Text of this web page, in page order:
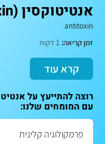
אנטיטוקסין (antitoxin)
antitoxin
זמן קריאה:
קרא עוד
עם המומחים שלנו: